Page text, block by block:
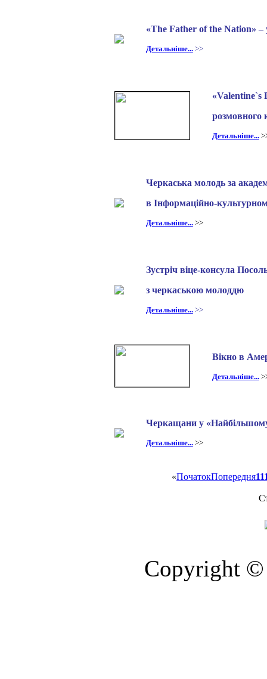
«The Father of the Nation»
Детальніше... >>
«Valentine`s
розмовного
Детальніше...
Черкаська молодь за
в Інформаційно-
Детальніше... >>
Зустріч віце-консула
з черкаською молоддю
Детальніше... >>
Вікно в
Детальніше...
Черкащани у «Найбільшому
Детальніше... >>
«ПочатокПопередня11
Copyright ©